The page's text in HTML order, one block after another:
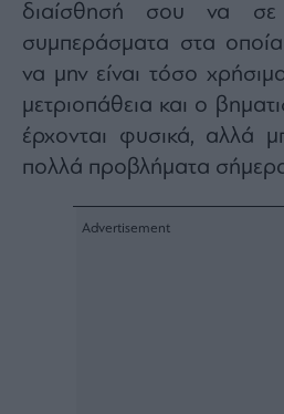
διαίσθησή σου να σε
συμπεράσματα στα οποία
να μην είναι τόσο
μετριοπάθεια και ο
έρχονται φυσικά, αλλά
πολλά προβλήματα